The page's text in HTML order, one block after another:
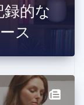
的な
ス